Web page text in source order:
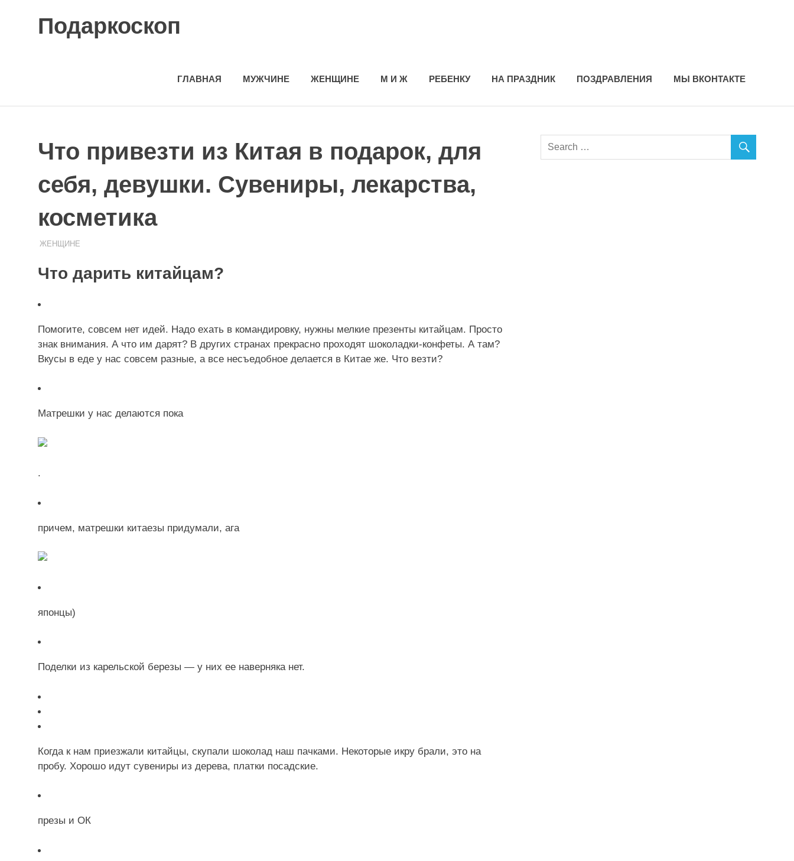
Подаркоскоп
ГЛАВНАЯ МУЖЧИНЕ ЖЕНЩИНЕ М И Ж РЕБЕНКУ НА ПРАЗДНИК ПОЗДРАВЛЕНИЯ МЫ ВКОНТАКТЕ
Что привезти из Китая в подарок, для
себя, девушки. Сувениры, лекарства,
косметика
08.08.2020
ПОДАРЧЕК
ЖЕНЩИНЕ
Что дарить китайцам?
Помогите, совсем нет идей. Надо ехать в командировку, нужны мелкие презенты китайцам. Просто
знак внимания. А что им дарят? В других странах прекрасно проходят шоколадки-конфеты. А там?
Вкусы в еде у нас совсем разные, а все несъедобное делается в Китае же. Что везти?
Матрешки у нас делаются пока
.
причем, матрешки китаезы придумали, ага
японцы)
Поделки из карельской березы — у них ее наверняка нет.
Когда к нам приезжали китайцы, скупали шоколад наш пачками. Некоторые икру брали, это на
пробу. Хорошо идут сувениры из дерева, платки посадские.
презы и ОК